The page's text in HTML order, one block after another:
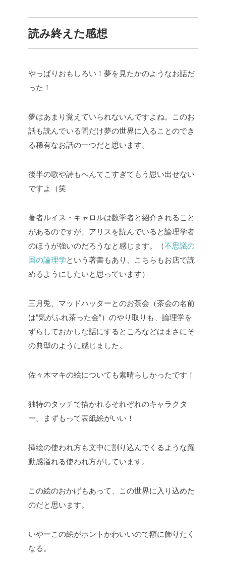
読み終えた感想
やっぱりおもしろい！夢を見たかのようなお話だ
った！
夢はあまり覚えていられないんですよね。このお
話も読んでいる間だけ夢の世界に入ることのでき
る稀有なお話の一つだと思います。
後半の歌や詩もへんてこすぎてもう思い出せない
ですよ（笑
著者ルイス・キャロルは数学者と紹介されること
があるのですが、アリスを読んでいると論理学者
のほうが強いのだろうなと感じます。（不思議の
国の論理学という著書もあり、こちらもお店で読
めるようにしたいと思っています）
三月兎、マッドハッターとのお茶会（茶会の名前
は”気がふれ茶った会”）のやり取りも、論理学を
ずらしておかしな話にするところなどはまさにそ
の典型のように感じました。
佐々木マキの絵についても素晴らしかったです！
独特のタッチで描かれるそれぞれのキャラクタ
ー。まずもって表紙絵がいい！
挿絵の使われ方も文中に割り込んでくるような躍
動感溢れる使われ方がしています。
この絵のおかげもあって、この世界に入り込めた
のだと思います。
いやーこの絵がホントかわいいので額に飾りたく
なる。